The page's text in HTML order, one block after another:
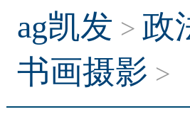
ag凯发 > 政
书画摄影 >